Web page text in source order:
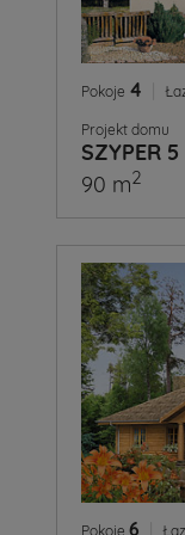
Pokoje 4
Projekt domu
SZYPER 5
90 m2
Pokoje 6